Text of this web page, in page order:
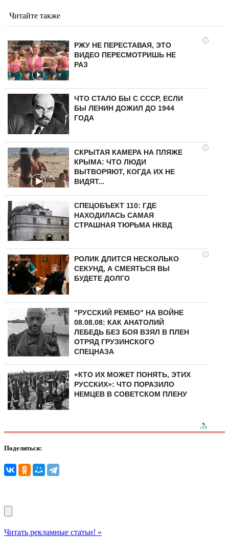
Читайте также
i
РЖУ НЕ ПЕРЕСТАВАЯ, ЭТО
ВИДЕО ПЕРЕСМОТРИШЬ НЕ
РАЗ
ЧТО СТАЛО БЫ С СССР, ЕСЛИ
БЫ ЛЕНИН ДОЖИЛ ДО 1944
ГОДА
i
СКРЫТАЯ КАМЕРА НА ПЛЯЖЕ
КРЫМА: ЧТО ЛЮДИ
ВЫТВОРЯЮТ, КОГДА ИХ НЕ
ВИДЯТ...
СПЕЦОБЪЕКТ 110: ГДЕ
НАХОДИЛАСЬ САМАЯ
СТРАШНАЯ ТЮРЬМА НКВД
i
РОЛИК ДЛИТСЯ НЕСКОЛЬКО
СЕКУНД, А СМЕЯТЬСЯ ВЫ
БУДЕТЕ ДОЛГО
"РУССКИЙ РЕМБО" НА ВОЙНЕ
08.08.08: КАК АНАТОЛИЙ
ЛЕБЕДЬ БЕЗ БОЯ ВЗЯЛ В ПЛЕН
ОТРЯД ГРУЗИНСКОГО
СПЕЦНАЗА
«КТО ИХ МОЖЕТ ПОНЯТЬ, ЭТИХ
РУССКИХ»: ЧТО ПОРАЗИЛО
НЕМЦЕВ В СОВЕТСКОМ ПЛЕНУ
Поделиться:
Читать рекламные статьи! »